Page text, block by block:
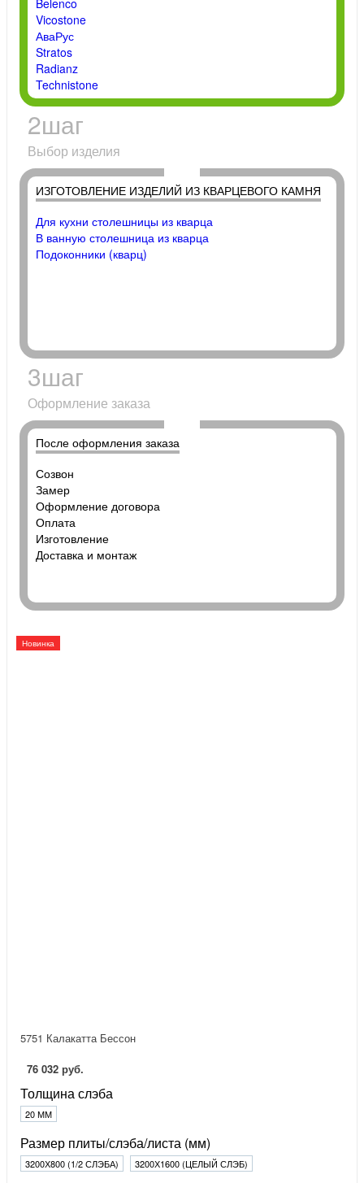
Belenco
Vicostone
АваРус
Stratos
Radianz
Technistone
2шаг
Выбор изделия
ИЗГОТОВЛЕНИЕ ИЗДЕЛИЙ ИЗ КВАРЦЕВОГО КАМНЯ
Для кухни столешницы из кварца
В ванную столешница из кварца
Подоконники (кварц)
3шаг
Оформление заказа
После оформления заказа
Созвон
Замер
Оформление договора
Оплата
Изготовление
Доставка и монтаж
Новинка
5751 Калакатта Бессон
76 032 руб.
Толщина слэба
20 ММ
Размер плиты/слэба/листа (мм)
3200Х800 (1/2 СЛЭБА) 3200Х1600 (ЦЕЛЫЙ СЛЭБ)